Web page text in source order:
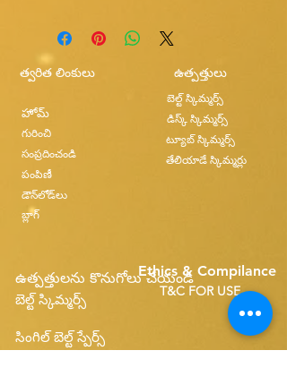
త్వరిత లింకులు
హోమ్
గురించి
సంప్రదించండి
పంపిణీ
డౌన్‌లోడ్‌లు
బ్లాగ్
ఉత్పత్తులు
బెల్ట్ స్కిమ్మర్స్
డిస్క్ స్కిమ్మర్స్
ట్యూబ్ స్కిమ్మర్స్
తేలియాడే స్కిమ్మర్లు
ఉత్పత్తులను కొనుగోలు చేయండి
బెల్ట్ స్కిమ్మర్స్
Ethics & Compilance
T&C FOR USE
సింగిల్ బెల్ట్ స్పేర్స్